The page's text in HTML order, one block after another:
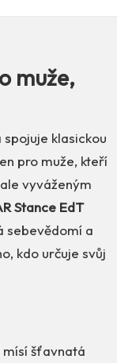
muže,
klasickou
pro muže, kteří
vyváženým
Stance EdT
sebevědomí a
kdo určuje svůj
mísí šťavnatá